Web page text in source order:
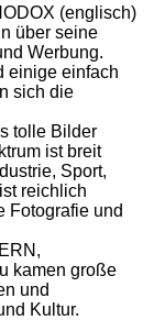
(englisch)
über seine
Werbung.
einige einfach
sich die
tolle Bilder
ist breit
Sport,
reichlich
Fotografie und
kamen große
und
Kultur.